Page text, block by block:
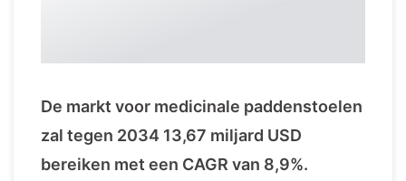
De markt voor medicinale paddenstoelen
zal tegen 2034 13,67 miljard USD
bereiken met een CAGR van 8,9%.